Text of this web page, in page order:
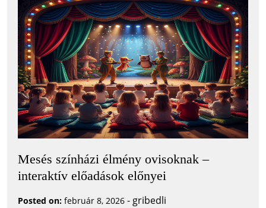
Mesés színházi élmény ovisoknak –
interaktív előadások előnyei
Posted on: február 8, 2026 - gribedli